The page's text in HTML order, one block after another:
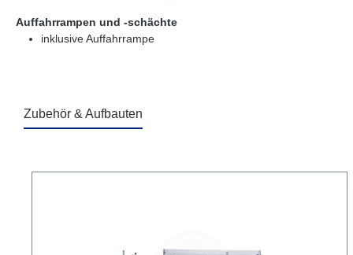
Auffahrrampen und -schächte
inklusive Auffahrrampe
Zubehör & Aufbauten